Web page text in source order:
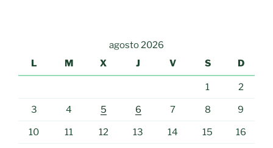
agosto 2026
L
M X J V S D
1 2
3 4 5 6 7 8 9
10 11 12 13 14 15 16